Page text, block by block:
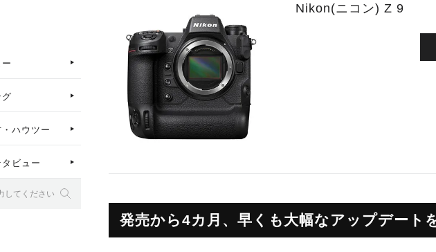
ハウツー
ビュー
Nikon(ニコン) Z 9
発売から4カ月、早くも大幅なアップデート